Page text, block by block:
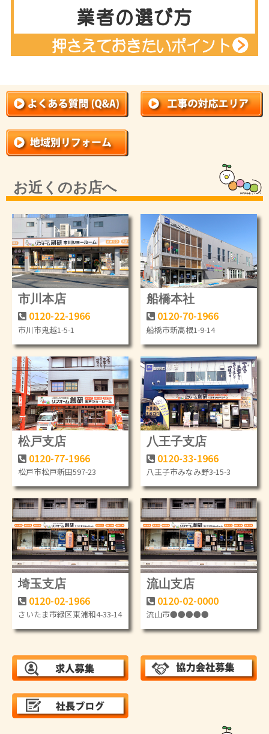
お近くのお店へ
市川本店
0120-22-1966
市川市鬼越1-5-1
船橋本社
0120-70-1966
船橋市新高根1-9-14
松戸支店
0120-77-1966
松戸市松戸新田597-23
八王子支店
0120-33-1966
八王子市みなみ野3-15-3
埼玉支店
0120-02-1966
さいたま市緑区東浦和4-33-14
流山支店
0120-02-0000
流山市●●●●●